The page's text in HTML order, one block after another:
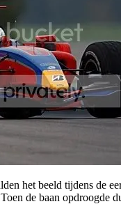
het beeld tijdens de
de baan opdroogde